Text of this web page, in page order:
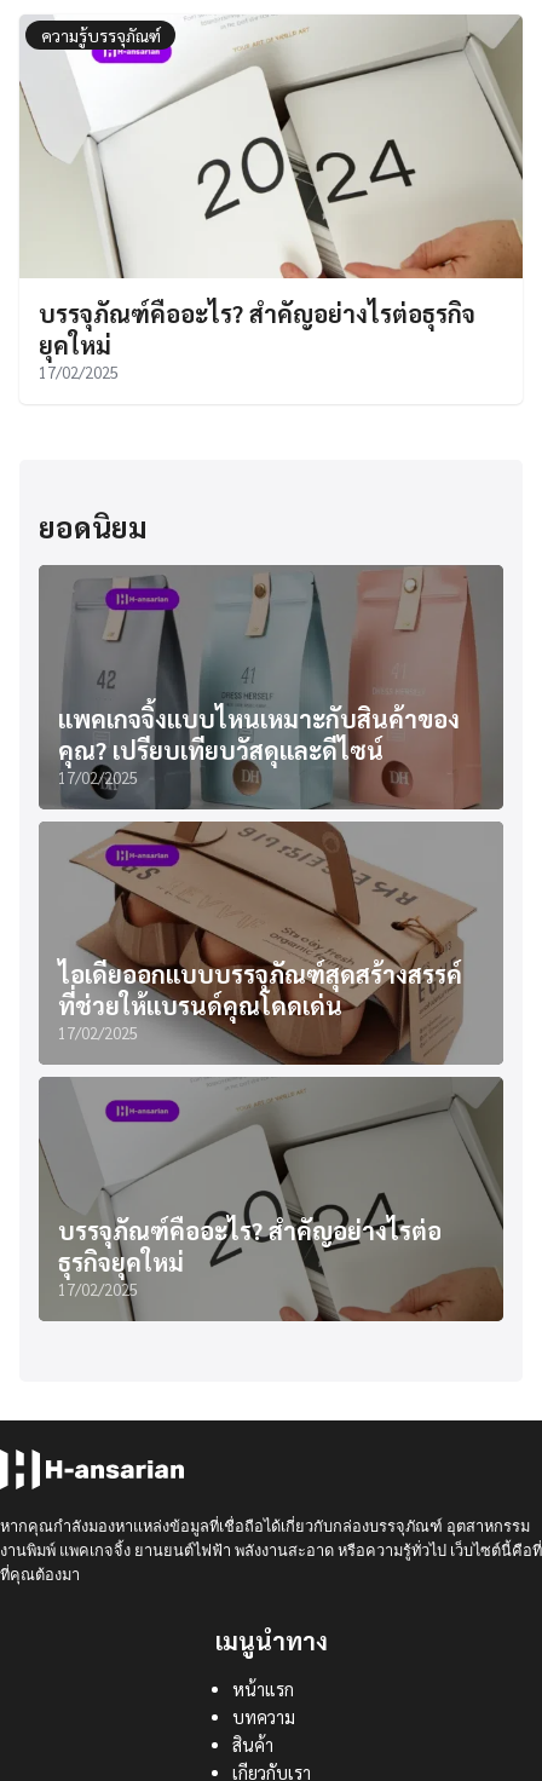
ความรู้บรรจุภัณฑ์
บรรจุภัณฑ์คืออะไร? สำคัญอย่างไรต่อธุรกิจ
ยุคใหม่
17/02/2025
ยอดนิยม
แพคเกจจิ้งแบบไหนเหมาะกับสินค้าของ
คุณ? เปรียบเทียบวัสดุและดีไซน์
17/02/2025
ไอเดียออกแบบบรรจุภัณฑ์สุดสร้างสรรค์
ที่ช่วยให้แบรนด์คุณโดดเด่น
17/02/2025
บรรจุภัณฑ์คืออะไร? สำคัญอย่างไรต่อ
ธุรกิจยุคใหม่
17/02/2025
หากคุณกำลังมองหาแหล่งข้อมูลที่เชื่อถือได้เกี่ยวกับกล่องบรรจุภัณฑ์ อุตสาหกรรม
งานพิมพ์ แพคเกจจิ้ง ยานยนต์ไฟฟ้า พลังงานสะอาด หรือความรู้ทั่วไป เว็บไซต์นี้คือที่
ที่คุณต้องมา
เมนูนำทาง
หน้าแรก
บทความ
สินค้า
เกียวกับเรา